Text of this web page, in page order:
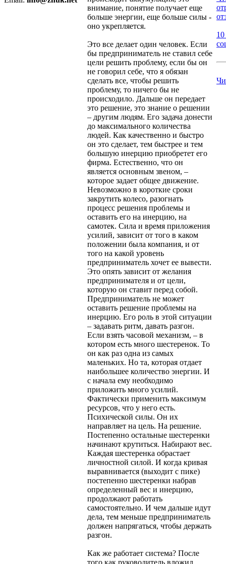
внимание, понятие получает еще
больше энергии, еще больше силы -
оно укрепляется.
Это все делает один человек. Если
бы предприниматель не ставил себе
цели решить проблему, если бы он
не говорил себе, что я обязан
сделать все, чтобы решить
проблему, то ничего бы не
происходило. Дальше он передает
это решение, это знание о решении
– другим людям. Его задача донести
до максимального количества
людей. Как качественно и быстро
он это сделает, тем быстрее и тем
большую инерцию приобретет его
фирма. Естественно, что он
является основным звеном, –
которое задает общее движение.
Невозможно в короткие сроки
закрутить колесо, разогнать
процесс решения проблемы и
оставить его на инерцию, на
самотек. Сила и время приложения
усилий, зависит от того в каком
положении была компания, и от
того на какой уровень
предприниматель хочет ее вывести.
Это опять зависит от желания
предпринимателя и от цели,
которую он ставит перед собой.
Предприниматель не может
оставить решение проблемы на
инерцию. Его роль в этой ситуации
– задавать ритм, давать разгон.
Если взять часовой механизм, – в
котором есть много шестеренок. То
он как раз одна из самых
маленьких. Но та, которая отдает
наибольшее количество энергии. И
с начала ему необходимо
приложить много усилий.
Фактически применить максимум
ресурсов, что у него есть.
Психической силы. Он их
направляет на цель. На решение.
Постепенно остальные шестеренки
начинают крутиться. Набирают вес.
Каждая шестеренка обрастает
личностной силой. И когда кривая
выравнивается (выходит с пике)
постепенно шестеренки набрав
определенный вес и инерцию,
продолжают работать
самостоятельно. И чем дальше идут
дела, тем меньше предприниматель
должен напрягаться, чтобы держать
разгон.
Как же работает система? После
того как руководитель вложил
10